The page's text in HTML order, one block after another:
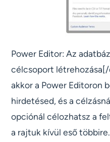
Power Editor: Az
célcsoport
akkor a Power Editoron
hirdetésed, és a
opciónál célozhatsz a
a rajtuk kívül eső